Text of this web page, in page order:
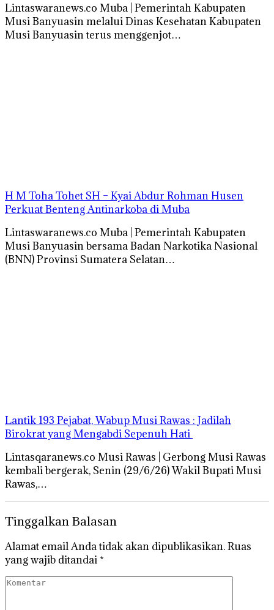
Lintaswaranews.co Muba | Pemerintah Kabupaten
Musi Banyuasin melalui Dinas Kesehatan Kabupaten
Musi Banyuasin terus menggenjot…
H M Toha Tohet SH – Kyai Abdur Rohman Husen
Perkuat Benteng Antinarkoba di Muba
Lintaswaranews.co Muba | Pemerintah Kabupaten
Musi Banyuasin bersama Badan Narkotika Nasional
(BNN) Provinsi Sumatera Selatan…
‎Lantik 193 Pejabat, Wabup Musi Rawas : Jadilah
Birokrat yang Mengabdi Sepenuh Hati
Lintasqaranews.co Musi Rawas | Gerbong Musi Rawas
kembali bergerak, Senin (29/6/26) Wakil Bupati Musi
Rawas,…
Tinggalkan Balasan
Alamat email Anda tidak akan dipublikasikan.Ruas
yang wajib ditandai *